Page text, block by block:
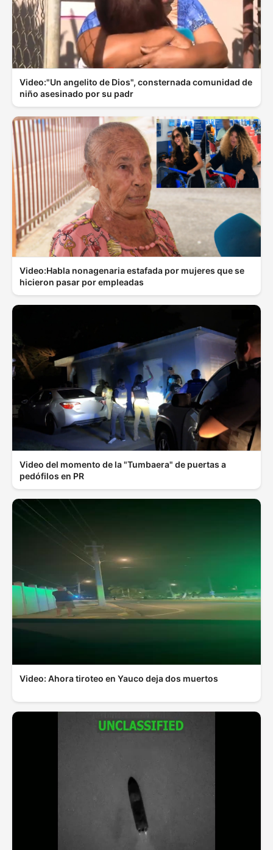
Video:"Un angelito de Dios", consternada comunidad de
niño asesinado por su padr
Video:Habla nonagenaria estafada por mujeres que se
hicieron pasar por empleadas
Video del momento de la "Tumbaera" de puertas a
pedófilos en PR
Video: Ahora tiroteo en Yauco deja dos muertos